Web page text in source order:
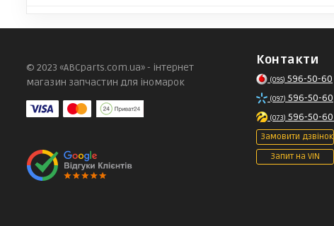
© 2023 «ABCparts.com.ua» - інтернет
магазин запчастин для іномарок
Контакти
(095) 596-50-60
(097) 596-50-60
(073) 596-50-60
Замовити дзвінок
Запит на VIN